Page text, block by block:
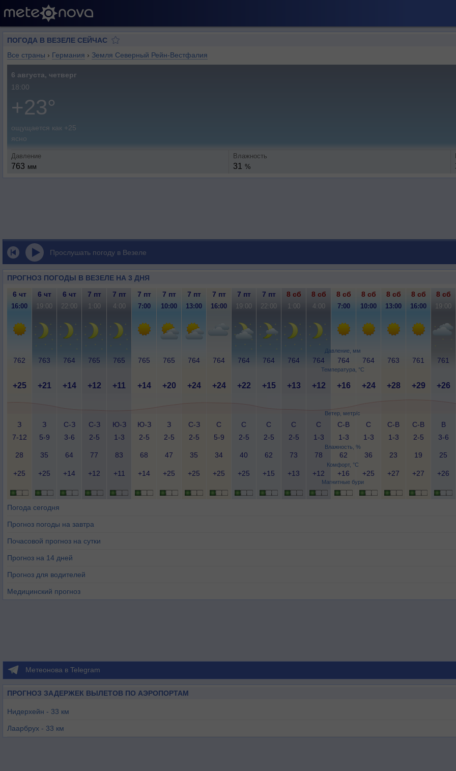
ПОГОДА В ВЕЗЕЛЕ СЕЙЧАС
Все страны › Германия › Земля Северный Рейн-Вестфалия
6 августа, четверг
18:00
+23°
ощущается как +25
ясно
Давление
763 мм
Влажность
31 %
Прослушать погоду в Везеле
ПРОГНОЗ ПОГОДЫ В ВЕЗЕЛЕ НА 3 ДНЯ
Давление, мм
Температура, °C
Ветер, метр/с
Влажность, %
Комфорт, °C
Магнитные бури
6 чт 6 чт 6 чт 7 пт 7 пт 7 пт 7 пт 7 пт 7 пт 7 пт 7 пт 8 сб 8 сб 8 сб 8 сб 8 сб 8 сб 8 сб
16:00 19:00 22:00 1:00 4:00 7:00 10:00 13:00 16:00 19:00 22:00 1:00 4:00 7:00 10:00 13:00 16:00 19:00
762 763 764 765 765 765 765 764 764 764 764 764 764 764 764 763 761 761
+25 +21 +14 +12 +11 +14 +20 +24 +24 +22 +15 +13 +12 +16 +24 +28 +29 +26
З
7-12
З
5-9
С-З
3-6
С-З
2-5
Ю-З
1-3
Ю-З
2-5
З
2-5
С-З
2-5
С
5-9
С
2-5
С
2-5
С
2-5
С
1-3
С-В
1-3
С
1-3
С-В
1-3
С-В
2-5
В
3-6
28 35 64 77 83 68 47 35 34 40 62 73 78 62 36 23 19 25
+25 +25 +14 +12 +11 +14 +25 +25 +25 +25 +15 +13 +12 +16 +25 +27 +27 +26
Погода сегодня
Прогноз погоды на завтра
Почасовой прогноз на сутки
Прогноз на 14 дней
Прогноз для водителей
Медицинский прогноз
Метеонова в Telegram
ПРОГНОЗ ЗАДЕРЖЕК ВЫЛЕТОВ ПО АЭРОПОРТАМ
Нидерхейн - 33 км
Лаарбрух - 33 км